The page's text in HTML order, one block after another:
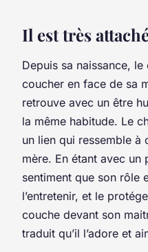
Il est très
Depuis sa naissance, le
coucher en face de sa
retrouve avec un être
la même habitude. Le
un lien qui ressemble à
mère. En étant avec un
sentiment que son rôle
l’entretenir, et le
couche devant son
traduit qu’il l’adore et